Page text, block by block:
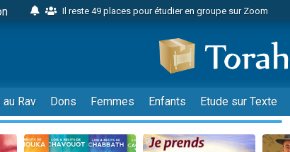
Il reste 49 places pour étudier en groupe sur Zoom
2 personnes viennent de nous rejoindre sur WhatsApp
6 personnes viennent de nous rejoindre sur WhatsApp
4 personnes viennent de faire un don pour Reloger
2 personnes viennent de faire un don pour 1 Journée
17 personnes viennent de demander une bénédiction
Rav Dons Femmes Enfants Etude sur Texte